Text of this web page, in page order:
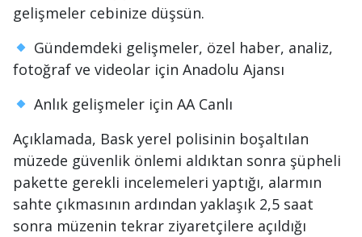
gelişmeler cebinize düşsün.
Gündemdeki gelişmeler, özel haber, analiz,
fotoğraf ve videolar için Anadolu Ajansı
Anlık gelişmeler için AA Canlı
Açıklamada, Bask yerel polisinin boşaltılan
müzede güvenlik önlemi aldıktan sonra şüpheli
pakette gerekli incelemeleri yaptığı, alarmın
sahte çıkmasının ardından yaklaşık 2,5 saat
sonra müzenin tekrar ziyaretçilere açıldığı